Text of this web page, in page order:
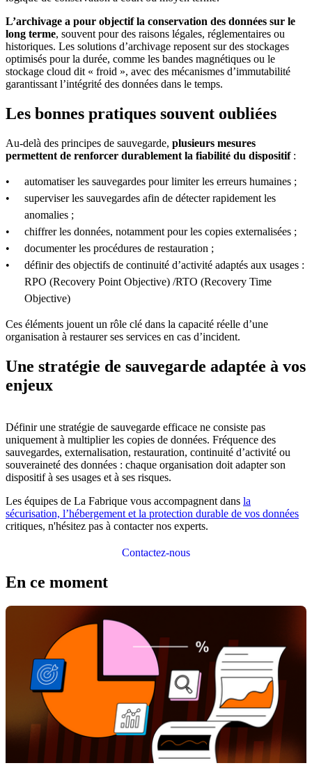
L’archivage a pour objectif la conservation des données sur le
long terme, souvent pour des raisons légales, réglementaires ou
historiques. Les solutions d’archivage reposent sur des stockages
optimisés pour la durée, comme les bandes magnétiques ou le
stockage cloud dit « froid », avec des mécanismes d’immutabilité
garantissant l’intégrité des données dans le temps.
Les bonnes pratiques souvent oubliées
Au-delà des principes de sauvegarde, plusieurs mesures
permettent de renforcer durablement la fiabilité du dispositif:
automatiser les sauvegardes pour limiter les erreurs humaines ;
superviser les sauvegardes afin de détecter rapidement les
anomalies ;
chiffrer les données, notamment pour les copies externalisées ;
documenter les procédures de restauration ;
définir des objectifs de continuité d’activité adaptés aux usages :
RPO (Recovery Point Objective) /RTO (Recovery Time
Objective)
Ces éléments jouent un rôle clé dans la capacité réelle d’une
organisation à restaurer ses services en cas d’incident.
Une stratégie de sauvegarde adaptée à vos
enjeux
Définir une stratégie de sauvegarde efficace ne consiste pas
uniquement à multiplier les copies de données. Fréquence des
sauvegardes, externalisation, restauration, continuité d’activité ou
souveraineté des données : chaque organisation doit adapter son
dispositif à ses usages et à ses risques.
Les équipes de La Fabrique vous accompagnent dans la
sécurisation, l’hébergement et la protection durable de vos données
critiques, n'hésitez pas à contacter nos experts.
Contactez-nous
En ce moment